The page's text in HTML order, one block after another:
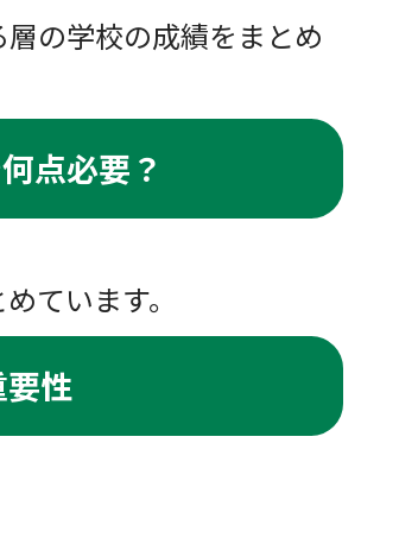
の学校の成績をまとめ
点必要？
ています。
要性